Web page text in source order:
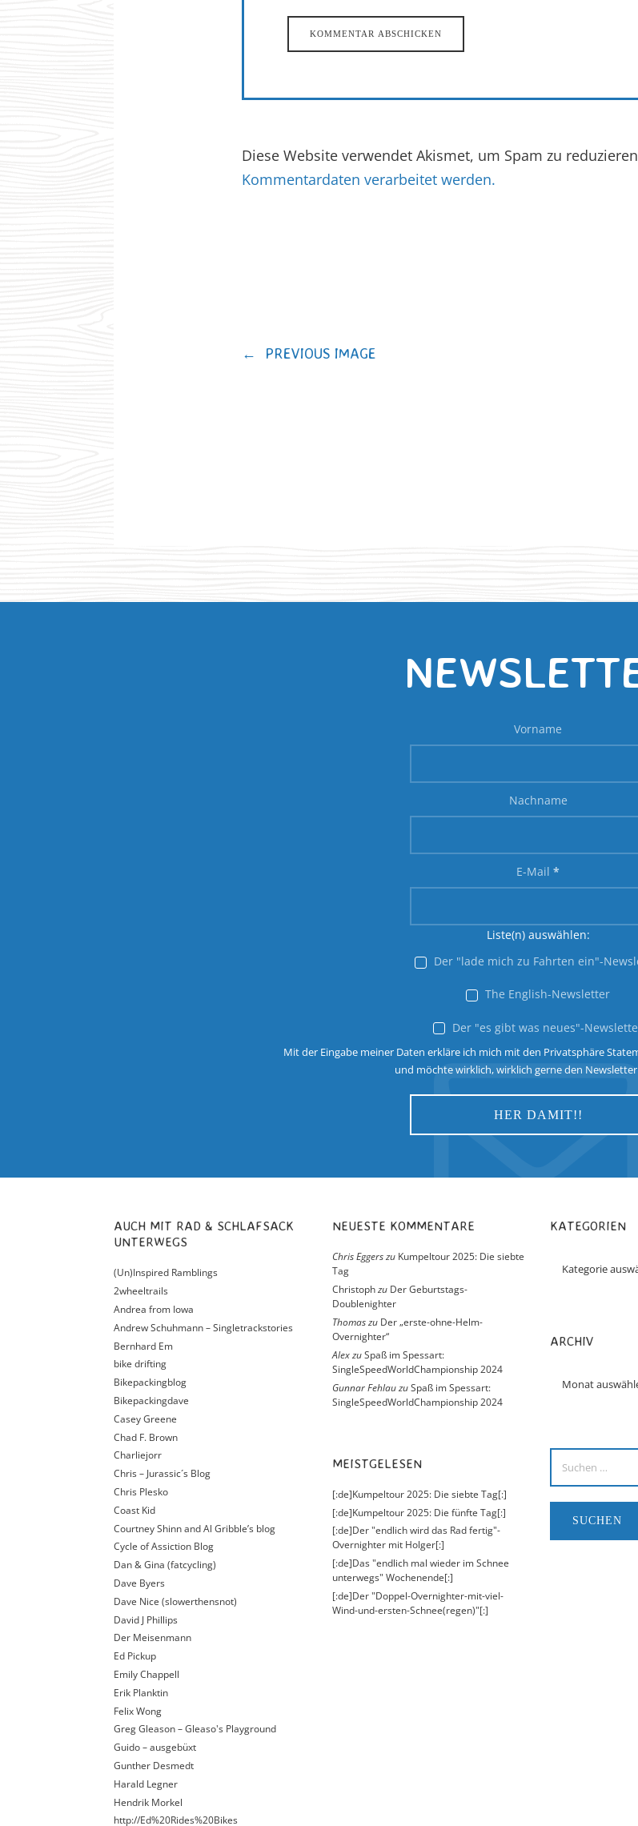
Diese Website verwendet Akismet, um Spam zu
Kommentardaten verarbeitet werden.
← PREVIOUS IMAGE
Vorname
Nachname
E-Mail *
Liste(n) auswählen:
Der "lade mich zu Fahrten ein"-
The English-Newsletter
Der "es gibt was neues"-
Mit der Eingabe meiner Daten erkläre ich mich mit den Privatsphäre
und möchte wirklich, wirklich gerne den
AUCH MIT RAD & SCHLAFSACK
UNTERWEGS
(Un)Inspired Ramblings
2wheeltrails
Andrea from Iowa
Andrew Schuhmann – Singletrackstories
Bernhard Em
bike drifting
Bikepackingblog
Bikepackingdave
Casey Greene
Chad F. Brown
Charliejorr
Chris – Jurassic´s Blog
Chris Plesko
Coast Kid
Courtney Shinn and Al Gribble’s blog
Cycle of Assiction Blog
Dan & Gina (fatcycling)
Dave Byers
Dave Nice (slowerthensnot)
David J Phillips
Der Meisenmann
Ed Pickup
Emily Chappell
Erik Planktin
Felix Wong
Greg Gleason – Gleaso's Playground
Guido – ausgebüxt
Gunther Desmedt
Harald Legner
Hendrik Morkel
http://Ed%20Rides%20Bikes
NEUESTE KOMMENTARE
Chris Eggerszu Kumpeltour 2025: Die siebte
Tag
Christophzu Der Geburtstags-
Doublenighter
Thomaszu Der „erste-ohne-Helm-
Overnighter“
AlexzuSpaß im Spessart:
SingleSpeedWorldChampionship 2024
Gunnar FehlauzuSpaß im Spessart:
SingleSpeedWorldChampionship 2024
MEISTGELESEN
[:de]Kumpeltour 2025: Die siebte Tag[:]
[:de]Kumpeltour 2025: Die fünfte Tag[:]
[:de]Der "endlich wird das Rad fertig"-
Overnighter mit Holger[:]
[:de]Das "endlich mal wieder im Schnee
unterwegs" Wochenende[:]
[:de]Der "Doppel-Overnighter-mit-viel-
Wind-und-ersten-Schnee(regen)"[:]
KATEGORIEN
ARCHIV